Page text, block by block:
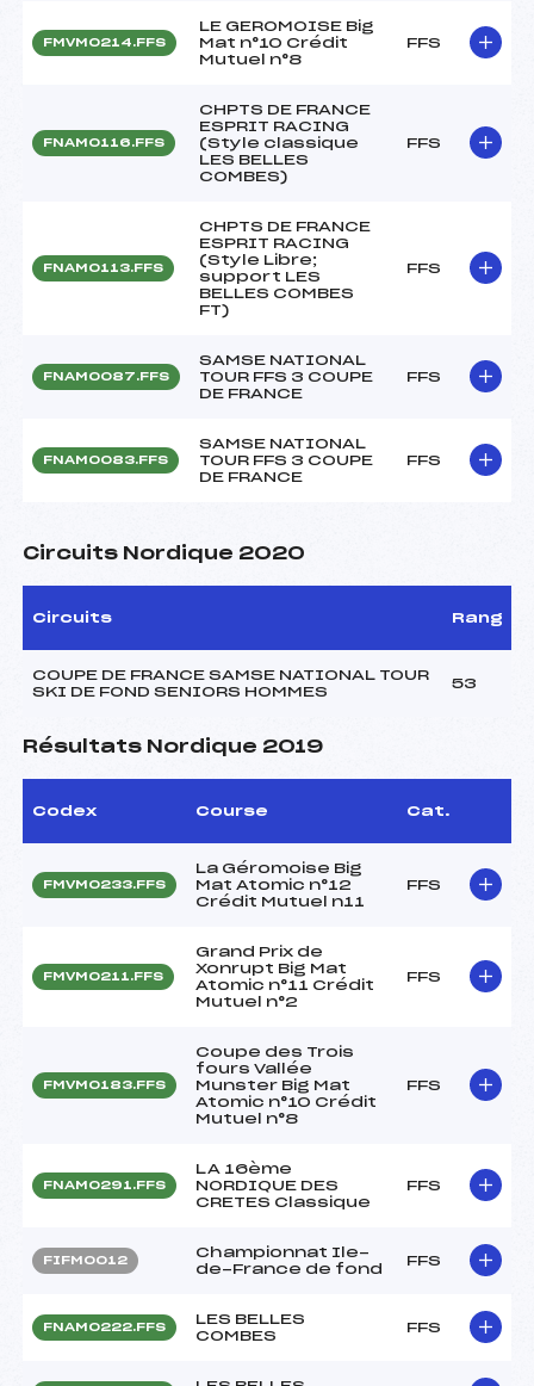
FMVM0214.FFS
LE GEROMOISE Big
Mat n°10 Crédit
Mutuel n°8
FFS
FNAM0116.FFS
CHPTS DE FRANCE
ESPRIT RACING
(Style classique
LES BELLES
COMBES)
FFS
FNAM0113.FFS
CHPTS DE FRANCE
ESPRIT RACING
(Style Libre;
support LES
BELLES COMBES
FT)
FFS
FNAM0087.FFS
SAMSE NATIONAL
TOUR FFS 3 COUPE
DE FRANCE
FFS
FNAM0083.FFS
SAMSE NATIONAL
TOUR FFS 3 COUPE
DE FRANCE
FFS
Circuits Nordique 2020
Circuits Rang
COUPE DE FRANCE SAMSE NATIONAL TOUR
SKI DE FOND SENIORS HOMMES
53
Résultats Nordique 2019
Codex Course Cat.
FMVM0233.FFS
La Géromoise Big
Mat Atomic n°12
Crédit Mutuel n11
FFS
FMVM0211.FFS
Grand Prix de
Xonrupt Big Mat
Atomic n°11 Crédit
Mutuel n°2
FFS
FMVM0183.FFS
Coupe des Trois
fours Vallée
Munster Big Mat
Atomic n°10 Crédit
Mutuel n°8
FFS
FNAM0291.FFS
LA 16ème
NORDIQUE DES
CRETES Classique
FFS
FIFM0012
Championnat Ile-
de-France de fond
FFS
FNAM0222.FFS
LES BELLES
COMBES
FFS